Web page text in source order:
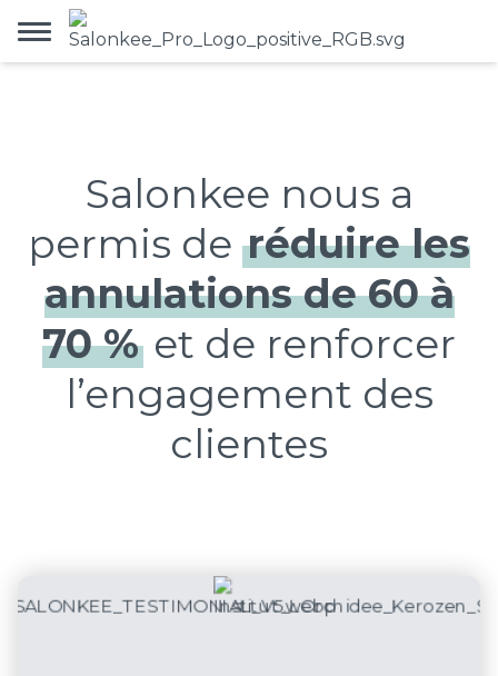
Salonkee nous a
permis de réduire les
annulations de 60 à
70 % et de renforcer
l’engagement des
clientes